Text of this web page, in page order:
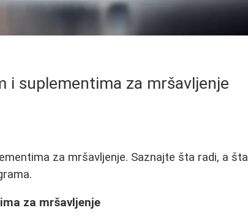
i suplementima za mršavljenje
za mršavljenje. Saznajte šta radi, a šta
za mršavljenje